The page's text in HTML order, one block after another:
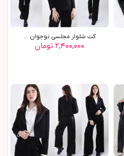
کت شلوار مجلسي نوجوان ...
۲,۴۰۰,۰۰۰ تومان